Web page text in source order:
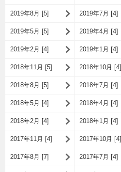
2019年8月 [5] 2019年7月 [4]
2019年5月 [5] 2019年4月 [4]
2019年2月 [4] 2019年1月 [4]
2018年11月 [5] 2018年10月 [4]
2018年8月 [5] 2018年7月 [4]
2018年5月 [4] 2018年4月 [4]
2018年2月 [4] 2018年1月 [4]
2017年11月 [4] 2017年10月 [4]
2017年8月 [7] 2017年7月 [4]